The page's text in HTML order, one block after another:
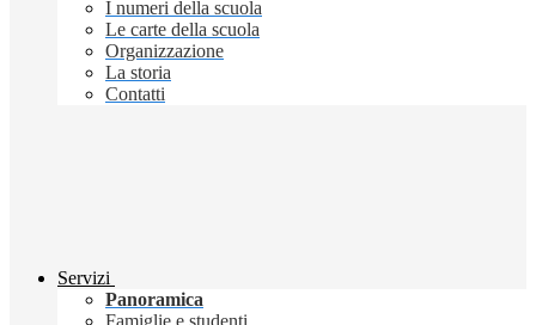
I numeri della scuola
Le carte della scuola
Organizzazione
La storia
Contatti
Servizi
Panoramica